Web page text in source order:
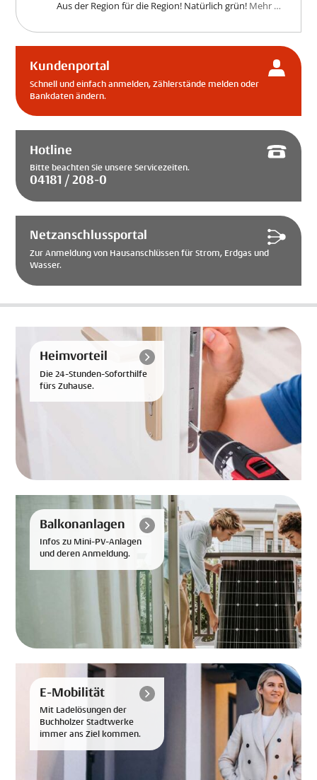
Aus der Region für die Region! Natürlich grün! Mehr …
Kundenportal
Schnell und einfach anmelden, Zählerstände melden oder
Bankdaten ändern.
Hotline
Bitte beachten Sie unsere Servicezeiten.
04181 / 208-0
Netzanschlussportal
Zur Anmeldung von Hausanschlüssen für Strom, Erdgas und
Wasser.
Heimvorteil
Die 24-Stunden-Soforthilfe
fürs Zuhause.
Balkonanlagen
Infos zu Mini-PV-Anlagen
und deren Anmeldung.
E-Mobilität
Mit Ladelösungen der
Buchholzer Stadtwerke
immer ans Ziel kommen.